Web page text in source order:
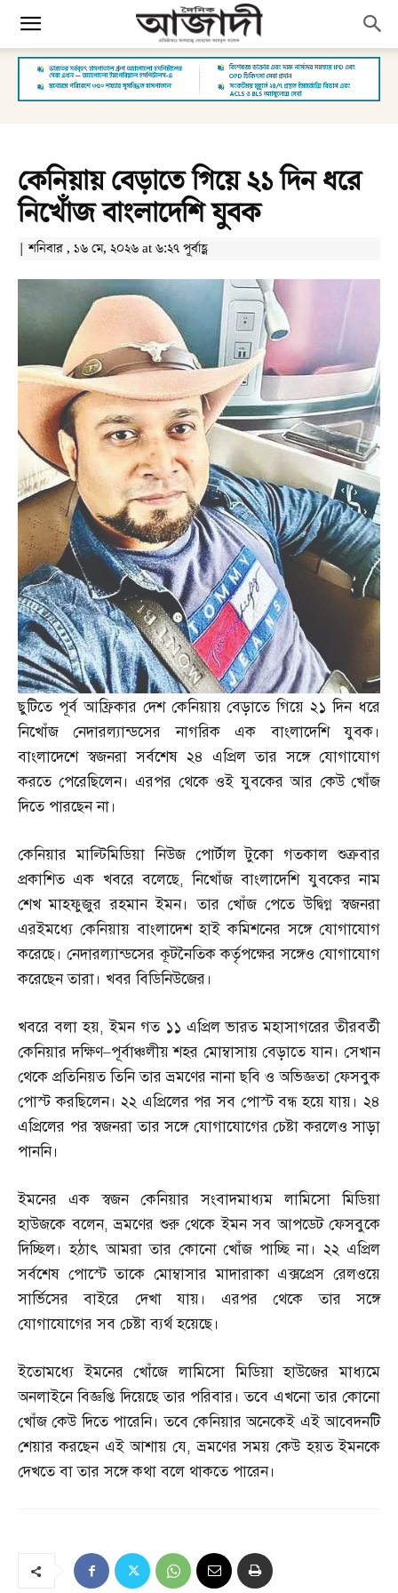
কেনিয়ায় বেড়াতে গিয়ে ২১ দিন ধরে
নিখোঁজ বাংলাদেশি যুবক
| শনিবার , ১৬ মে, ২০২৬ at ৬:২৭ পূর্বাহ্ণ
ছুটিতে পূর্ব আফ্রিকার দেশ কেনিয়ায় বেড়াতে গিয়ে ২১ দিন ধরে
নিখোঁজ নেদারল্যান্ডসের নাগরিক এক বাংলাদেশি যুবক।
বাংলাদেশে স্বজনরা সর্বশেষ ২৪ এপ্রিল তার সঙ্গে যোগাযোগ
করতে পেরেছিলেন। এরপর থেকে ওই যুবকের আর কেউ খোঁজ
দিতে পারছেন না।
কেনিয়ার মাল্টিমিডিয়া নিউজ পোর্টাল টুকো গতকাল শুক্রবার
প্রকাশিত এক খবরে বলেছে,নিখোঁজ বাংলাদেশি যুবকের নাম
শেখ মাহফুজুর রহমান ইমন। তার খোঁজ পেতে উদ্বিগ্ন স্বজনরা
এরইমধ্যে কেনিয়ায় বাংলাদেশ হাই কমিশনের সঙ্গে যোগাযোগ
করেছে। নেদারল্যান্ডসের কূটনৈতিক কর্তৃপক্ষের সঙ্গেও যোগাযোগ
করেছেন তারা। খবর বিডিনিউজের।
খবরে বলা হয়,ইমন গত ১১ এপ্রিল ভারত মহাসাগরের তীরবর্তী
কেনিয়ার দক্ষিণ–পূর্বাঞ্চলীয় শহর মোম্বাসায় বেড়াতে যান। সেখান
থেকে প্রতিনিয়ত তিনি তার ভ্রমণের নানা ছবি ও অভিজ্ঞতা ফেসবুক
পোস্ট করছিলেন। ২২ এপ্রিলের পর সব পোস্ট বন্ধ হয়ে যায়। ২৪
এপ্রিলের পর স্বজনরা তার সঙ্গে যোগাযোগের চেষ্টা করলেও সাড়া
পাননি।
ইমনের এক স্বজন কেনিয়ার সংবাদমাধ্যম লামিসো মিডিয়া
হাউজকে বলেন,ভ্রমণের শুরু থেকে ইমন সব আপডেট ফেসবুকে
দিচ্ছিল। হঠাৎ আমরা তার কোনো খোঁজ পাচ্ছি না। ২২ এপ্রিল
সর্বশেষ পোস্টে তাকে মোম্বাসার মাদারাকা এক্সপ্রেস রেলওয়ে
সার্ভিসের বাইরে দেখা যায়। এরপর থেকে তার সঙ্গে
যোগাযোগের সব চেষ্টা ব্যর্থ হয়েছে।
ইতোমধ্যে ইমনের খোঁজে লামিসো মিডিয়া হাউজের মাধ্যমে
অনলাইনে বিজ্ঞপ্তি দিয়েছে তার পরিবার। তবে এখনো তার কোনো
খোঁজ কেউ দিতে পারেনি। তবে কেনিয়ার অনেকেই এই আবেদনটি
শেয়ার করছেন এই আশায় যে,ভ্রমণের সময় কেউ হয়ত ইমনকে
দেখতে বা তার সঙ্গে কথা বলে থাকতে পারেন।